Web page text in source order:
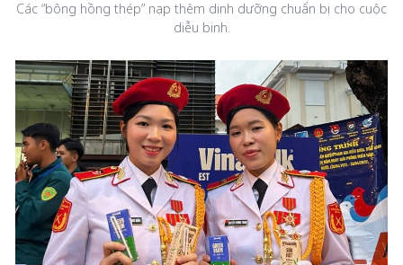
Các “bông hồng thép” nạp thêm dinh dưỡng chuẩn bị cho cuộc
diễu binh.